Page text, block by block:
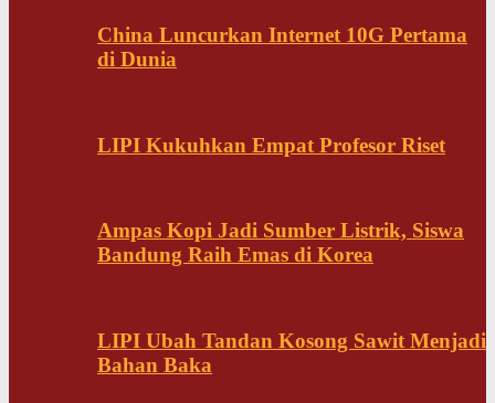
China Luncurkan Internet 10G Pertama
di Dunia
LIPI Kukuhkan Empat Profesor Riset
Ampas Kopi Jadi Sumber Listrik, Siswa
Bandung Raih Emas di Korea
LIPI Ubah Tandan Kosong Sawit Menjadi
Bahan Baka